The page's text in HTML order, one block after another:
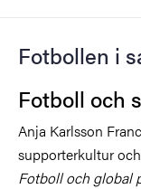
Fotbollen i
Fotboll och
Anja Karlsson
supporterkultur
Fotboll och global